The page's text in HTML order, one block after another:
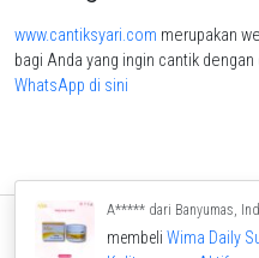
www.cantiksyari.com merupakan
bagi Anda yang ingin cantik
WhatsApp di sini
A***** dari Banyumas,
membeli Wima Daily